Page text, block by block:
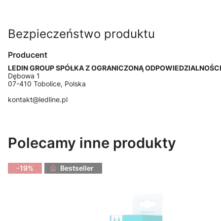
Bezpieczeństwo produktu
Producent
LEDIN GROUP SPÓŁKA Z OGRANICZONĄ
Dębowa 1
07-410 Tobolice, Polska
kontakt@ledline.pl
Polecamy inne produkty
-19% Bestseller